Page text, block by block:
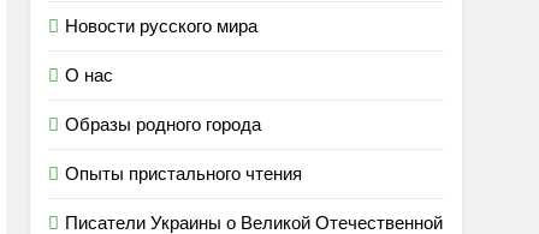
Новости русского мира
О нас
Образы родного города
Опыты пристального чтения
Писатели Украины о Великой Отечественной